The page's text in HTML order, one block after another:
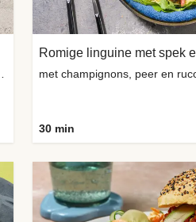
Romige linguine met spek
met champignons, peer en
30 min